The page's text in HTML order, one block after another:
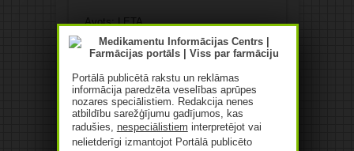
Avots: LETA
Patīk
Portālā publicētā rakstu un reklāmas
informācija paredzēta veselības aprūpes
nozares speciālistiem. Redakcija nenes
atbildību sarežģījumu gadījumos, kas
radušies, nespeciālistiem interpretējot vai
nelietderīgi izmantojot Portālā publicēto